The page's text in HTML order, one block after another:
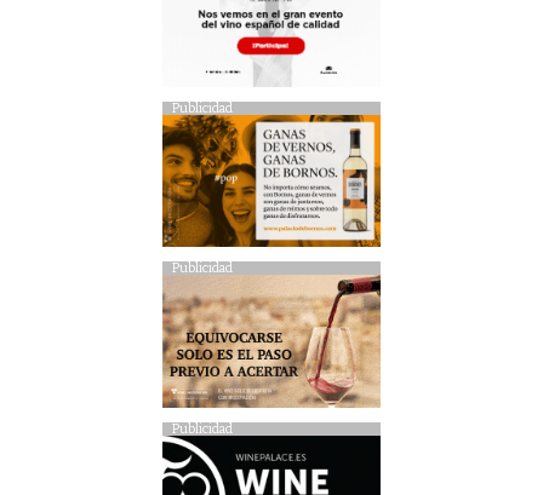
Publicidad
Publicidad
Publicidad